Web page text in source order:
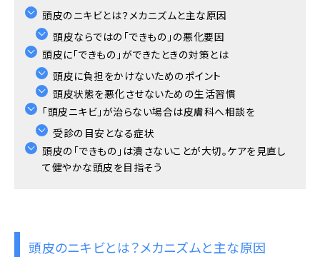
頭皮のニキビとは？メカニズムと主な原因
頭皮ならではの「できもの」の悪化要因
頭皮に「できもの」ができたときの対策とは
頭皮に負担をかけないためのポイント
頭皮状態を悪化させないための生活習慣
「頭皮ニキビ」が治らない場合は皮膚科へ相談を
受診の目安となる症状
頭皮の「できもの」は潰さないことが大切。ケアを見直し
て健やかな頭皮を目指そう
頭皮のニキビとは？メカニズムと主な原因